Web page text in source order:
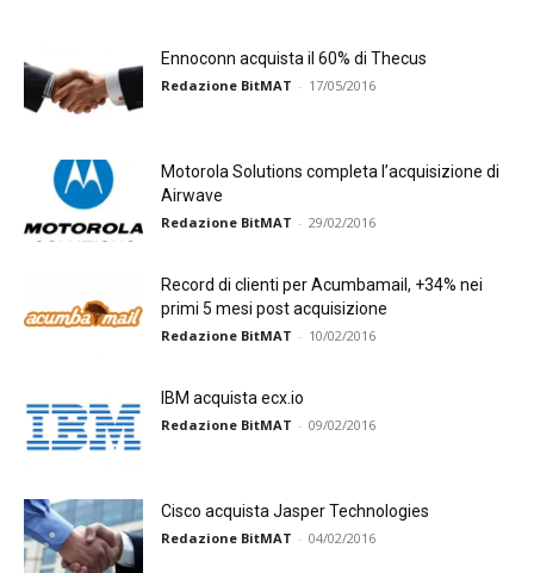
Ennoconn acquista il 60% di Thecus
Redazione BitMAT - 17/05/2016
Motorola Solutions completa l’acquisizione di
Airwave
Redazione BitMAT - 29/02/2016
Record di clienti per Acumbamail, +34% nei
primi 5 mesi post acquisizione
Redazione BitMAT - 10/02/2016
IBM acquista ecx.io
Redazione BitMAT - 09/02/2016
Cisco acquista Jasper Technologies
Redazione BitMAT - 04/02/2016